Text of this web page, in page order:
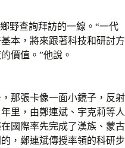
查詢拜訪的一線。“一代
本，將來跟著科技和研討方
價值。”他說。
那張卡像一面小鏡子，反射
里，由鄭連斌、宇克莉等人
國際率先完成了漢族、蒙古
，鄭連斌傳授率領的科研步